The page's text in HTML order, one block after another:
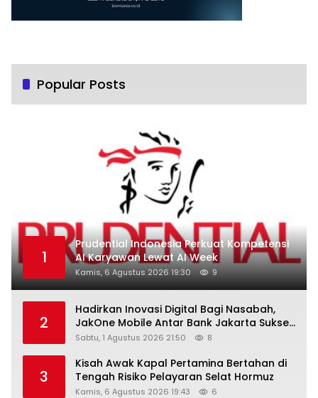
Popular Posts
1
Prudential Indonesia Perkuat Kompetensi
AI Karyawan Lewat AI Week
Kamis, 6 Agustus 2026 19:30 9
2
Hadirkan Inovasi Digital Bagi Nasabah,
JakOne Mobile Antar Bank Jakarta Sukses
Raih Digital Excellence Awards 2026
Sabtu, 1 Agustus 2026 21:50 8
3
Kisah Awak Kapal Pertamina Bertahan di
Tengah Risiko Pelayaran Selat Hormuz
Kamis, 6 Agustus 2026 19:43 6